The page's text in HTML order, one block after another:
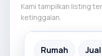
Kami tampilkan listing
ketinggalan.
Recommended
Rumah Jual